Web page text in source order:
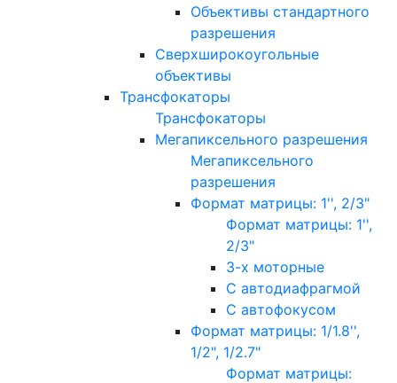
Объективы стандартного
разрешения
Сверхширокоугольные
объективы
Трансфокаторы
Трансфокаторы
Мегапиксельного разрешения
Мегапиксельного
разрешения
Формат матрицы: 1'', 2/3"
Формат матрицы: 1'',
2/3"
3-х моторные
С автодиафрагмой
С автофокусом
Формат матрицы: 1/1.8'',
1/2", 1/2.7"
Формат матрицы: